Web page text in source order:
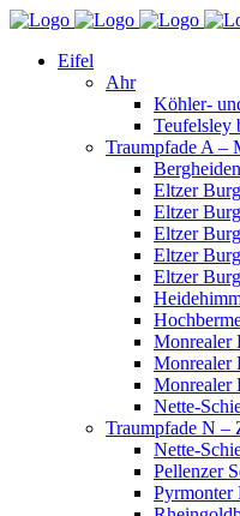
Eifel
Ahr
Köhler-
Teufelsley
Traumpfade A –
Eltzer
Eltzer
Eltzer
Eltzer
Eltzer
Monrealer
Monrealer
Monrealer
Nette-
Traumpfade N –
Nette-
Pellenzer
Pyrmonter